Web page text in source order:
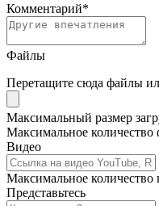
Комментарий*
Файлы
Перетащите сюда файлы
Максимальный размер
Максимальное количество
Видео
Максимальное количество
Представьтесь